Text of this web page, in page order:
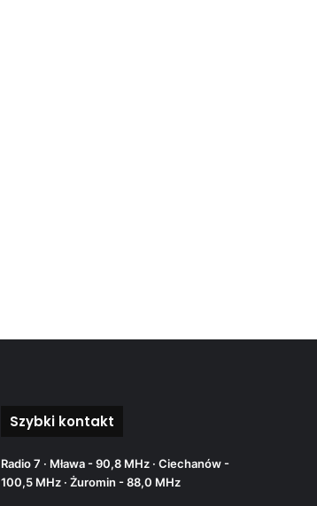
Szybki kontakt
Radio 7 · Mława - 90,8 MHz · Ciechanów -
100,5 MHz · Żuromin - 88,0 MHz